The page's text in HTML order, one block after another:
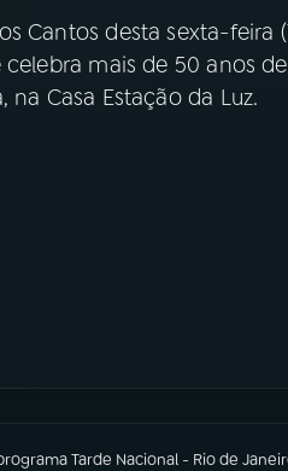
Cantos desta sexta-feira
celebra mais de 50 anos
na Casa Estação da Luz.
Tarde Nacional - Rio de